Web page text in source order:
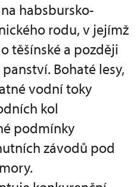
habsbursko-
rodu, v jejímž
těšínské a později
Bohaté lesy,
vodní toky
kol
podmínky
závodů pod